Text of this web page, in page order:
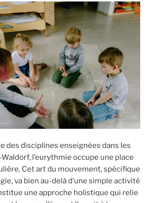
des disciplines enseignées dans les
l’eurythmie occupe une place
Cet art du mouvement, spécifique
va bien au-delà d’une simple activité
une approche holistique qui relie